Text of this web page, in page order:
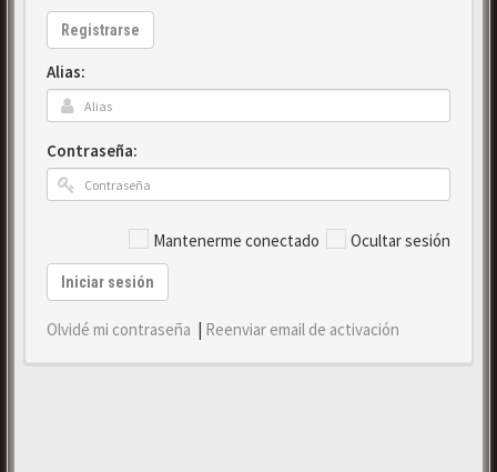
Registrarse
Alias:
Contraseña:
Mantenerme conectado Ocultar sesión
Iniciar sesión
Olvidé mi contraseña | Reenviar email de activación